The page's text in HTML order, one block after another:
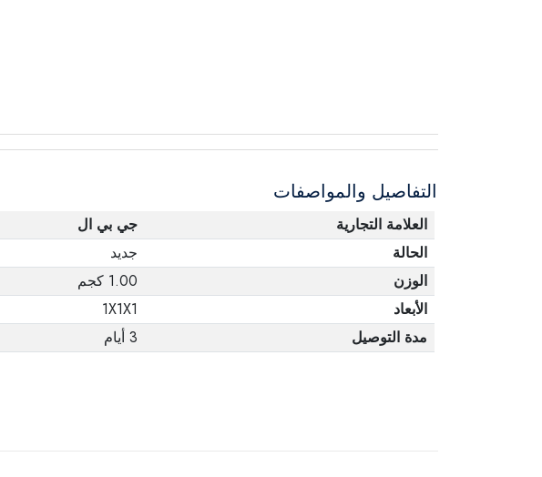
التفاصيل والمواصفات
العلامة التجارية
جي بي ال
الحالة
جديد
الوزن
1.00 كجم
الأبعاد
1X1X1
مدة التوصيل
3 أيام